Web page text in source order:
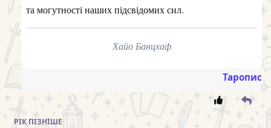
та могутності наших підсвідомих сил.
Хайо Банцхаф
Таропис
РІКПІЗНІШЕ